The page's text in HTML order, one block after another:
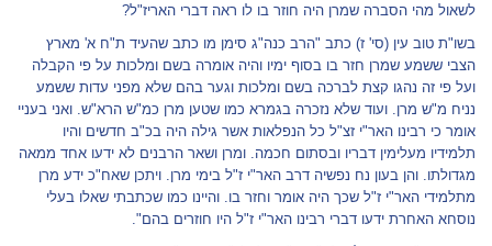
לשאול מהי הסברה שמרן היה חוזר בו לו ראה דברי האריז"ל?
בשו"ת טוב עין (סי' ז) כתב "הרב כנה"ג סימן מו כתב שהעיד ת"ח א' מארץ
הצבי ששמע שמרן חזר בו בסוף ימיו והיה אומרה בשם ומלכות על פי הקבלה
ועל פי זה נהגו קצת לברכה בשם ומלכות וגער בהם שלא מפני עדות ששמע
נניח מ"ש מרן. ועוד שלא נזכרה בגמרא כמו שטען מרן כמ"ש הרא"ש. ואני בעניי
אומר כי רבינו האר"י זצ"ל כל הנפלאות אשר גילה היה בכ"ב חדשים והיו
תלמידיו מעלימין דבריו ובסתום חכמה. ומרן ושאר הרבנים לא ידעו אחד ממאה
מגדולתו. והן בעון נח נפשיה דרב האר"י ז"ל בימי מרן. ויתכן שאח"כ ידע מרן
מתלמידי האר"י ז"ל שכך היה אומר וחזר בו. והיינו כמו שכתבתי שאלו בעלי
נוסחא האחרת ידעו דברי רבינו האר"י ז"ל היו חוזרים בהם".